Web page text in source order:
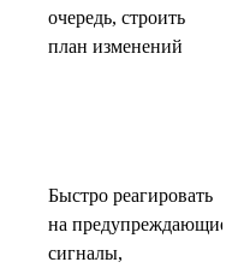
очередь, строить
план изменений
Быстро реагировать
на предупреждающие
сигналы,